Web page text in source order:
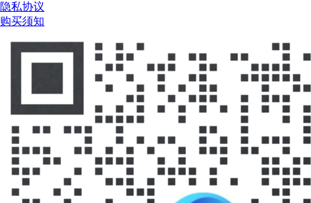
隐私协议
购买须知